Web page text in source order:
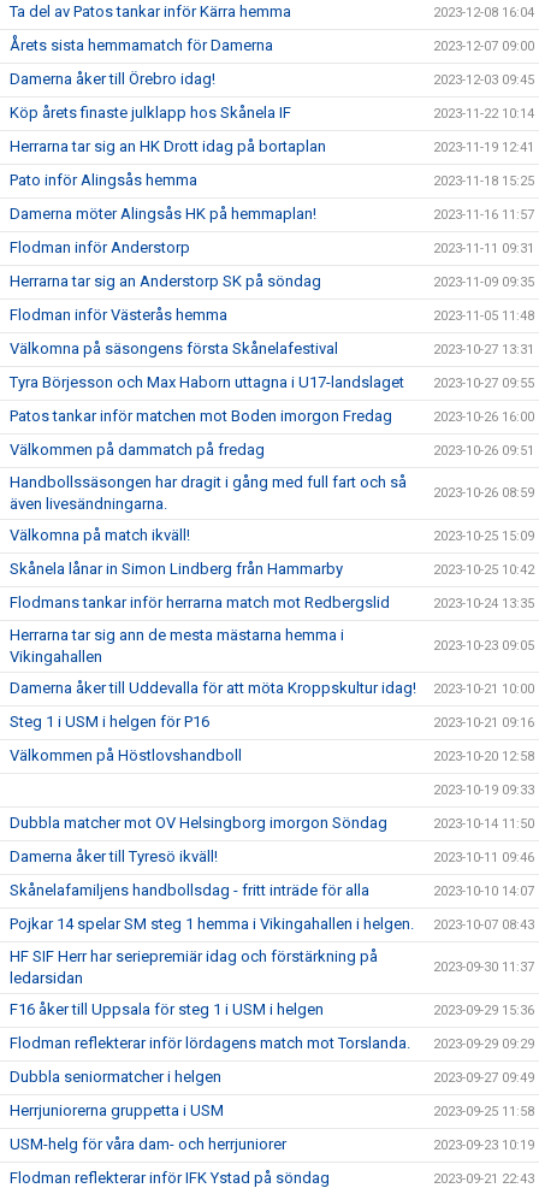
Ta del av Patos tankar inför Kärra hemma 2023-12-08 16:04
Årets sista hemmamatch för Damerna 2023-12-07 09:00
Damerna åker till Örebro idag! 2023-12-03 09:45
Köp årets finaste julklapp hos Skånela IF 2023-11-22 10:14
Herrarna tar sig an HK Drott idag på bortaplan 2023-11-19 12:41
Pato inför Alingsås hemma 2023-11-18 15:25
Damerna möter Alingsås HK på hemmaplan! 2023-11-16 11:57
Flodman inför Anderstorp 2023-11-11 09:31
Herrarna tar sig an Anderstorp SK på söndag 2023-11-09 09:35
Flodman inför Västerås hemma 2023-11-05 11:48
Välkomna på säsongens första Skånelafestival 2023-10-27 13:31
Tyra Börjesson och Max Haborn uttagna i U17-landslaget 2023-10-27 09:55
Patos tankar inför matchen mot Boden imorgon Fredag 2023-10-26 16:00
Välkommen på dammatch på fredag 2023-10-26 09:51
Handbollssäsongen har dragit i gång med full fart och så
även livesändningarna.
2023-10-26 08:59
Välkomna på match ikväll! 2023-10-25 15:09
Skånela lånar in Simon Lindberg från Hammarby 2023-10-25 10:42
Flodmans tankar inför herrarna match mot Redbergslid 2023-10-24 13:35
Herrarna tar sig ann de mesta mästarna hemma i
Vikingahallen
2023-10-23 09:05
Damerna åker till Uddevalla för att möta Kroppskultur idag! 2023-10-21 10:00
Steg 1 i USM i helgen för P16 2023-10-21 09:16
Välkommen på Höstlovshandboll 2023-10-20 12:58
2023-10-19 09:33
Dubbla matcher mot OV Helsingborg imorgon Söndag 2023-10-14 11:50
Damerna åker till Tyresö ikväll! 2023-10-11 09:46
Skånelafamiljens handbollsdag - fritt inträde för alla 2023-10-10 14:07
Pojkar 14 spelar SM steg 1 hemma i Vikingahallen i helgen. 2023-10-07 08:43
HF SIF Herr har seriepremiär idag och förstärkning på
ledarsidan
2023-09-30 11:37
F16 åker till Uppsala för steg 1 i USM i helgen 2023-09-29 15:36
Flodman reflekterar inför lördagens match mot Torslanda. 2023-09-29 09:29
Dubbla seniormatcher i helgen 2023-09-27 09:49
Herrjuniorerna gruppetta i USM 2023-09-25 11:58
USM-helg för våra dam- och herrjuniorer 2023-09-23 10:19
Flodman reflekterar inför IFK Ystad på söndag 2023-09-21 22:43